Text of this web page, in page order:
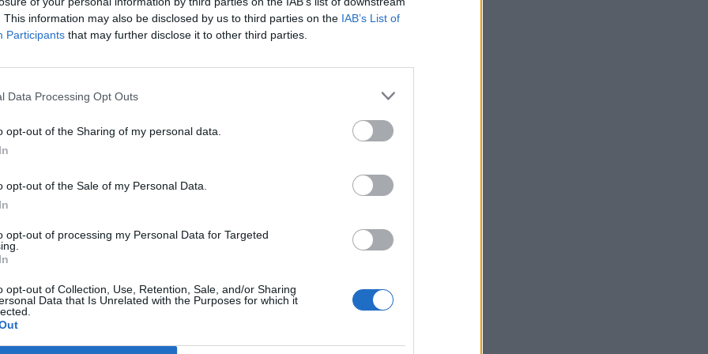
This information may also be disclosed by us to third parties on the IAB’s List of
Participants that may further disclose it to other third parties.
Data Processing Opt Outs
opt-out of the Sharing of my personal data.
opt-out of the Sale of my Personal Data.
opt-out of processing my Personal Data for Targeted
opt-out of Collection, Use, Retention, Sale, and/or Sharing
Data that Is Unrelated with the Purposes for which it
időszakban aktívan kereste Kínában a helyi szereplőkkel való együttműködési
partnerein keresztül 500 darab lélegeztetőgép gyártására és leszállítására
- áll a cég közleményében. Az...
portfolio.hu hírarchívumához tartozik, melynek olvasása előfizetéses
cikkarchívum
elmúlt 2 év napon belüli
Előfizetés